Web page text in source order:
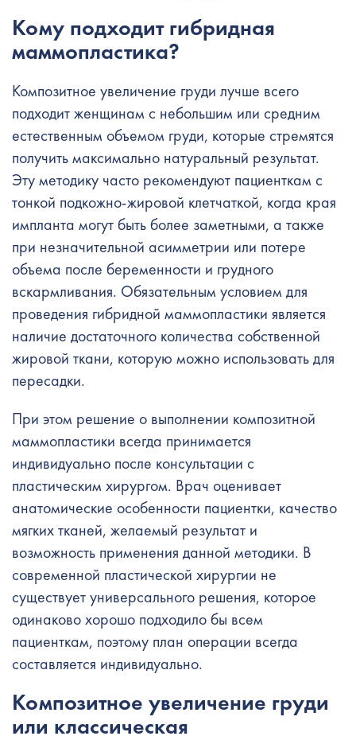
Кому подходит гибридная
маммопластика?
Композитное увеличение груди лучше всего
подходит женщинам с небольшим или средним
естественным объемом груди, которые стремятся
получить максимально натуральный результат.
Эту методику часто рекомендуют пациенткам с
тонкой подкожно-жировой клетчаткой, когда края
импланта могут быть более заметными, а также
при незначительной асимметрии или потере
объема после беременности и грудного
вскармливания. Обязательным условием для
проведения гибридной маммопластики является
наличие достаточного количества собственной
жировой ткани, которую можно использовать для
пересадки.
При этом решение о выполнении композитной
маммопластики всегда принимается
индивидуально после консультации с
пластическим хирургом. Врач оценивает
анатомические особенности пациентки, качество
мягких тканей, желаемый результат и
возможность применения данной методики. В
современной пластической хирургии не
существует универсального решения, которое
одинаково хорошо подходило бы всем
пациенткам, поэтому план операции всегда
составляется индивидуально.
Композитное увеличение груди
или классическая